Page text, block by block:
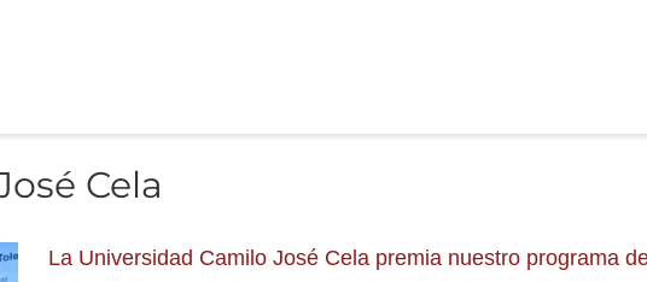
Cela
La Universidad Camilo José Cela premia nuestro programa